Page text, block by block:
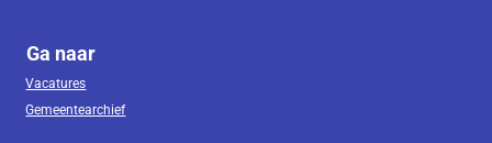
Ga naar
Vacatures
Gemeentearchief